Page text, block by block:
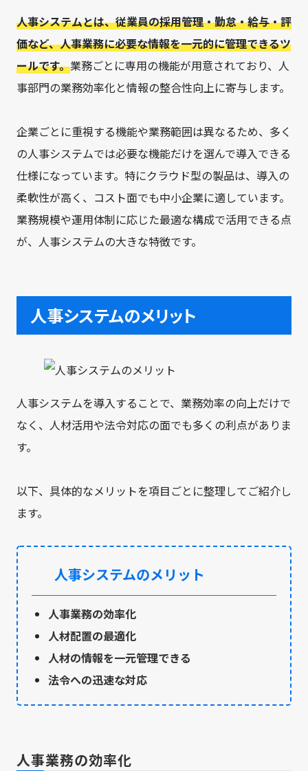
人事システムとは、従業員の採用管理・勤怠・給与・評
価など、人事業務に必要な情報を一元的に管理できるツ
ールです。業務ごとに専用の機能が用意されており、人
事部門の業務効率化と情報の整合性向上に寄与します。
企業ごとに重視する機能や業務範囲は異なるため、多く
の人事システムでは必要な機能だけを選んで導入できる
仕様になっています。特にクラウド型の製品は、導入の
柔軟性が高く、コスト面でも中小企業に適しています。
業務規模や運用体制に応じた最適な構成で活用できる点
が、人事システムの大きな特徴です。
人事システムのメリット
人事システムを導入することで、業務効率の向上だけで
なく、人材活用や法令対応の面でも多くの利点がありま
す。
以下、具体的なメリットを項目ごとに整理してご紹介し
ます。
人事システムのメリット
人事業務の効率化
人材配置の最適化
人材の情報を一元管理できる
法令への迅速な対応
人事業務の効率化